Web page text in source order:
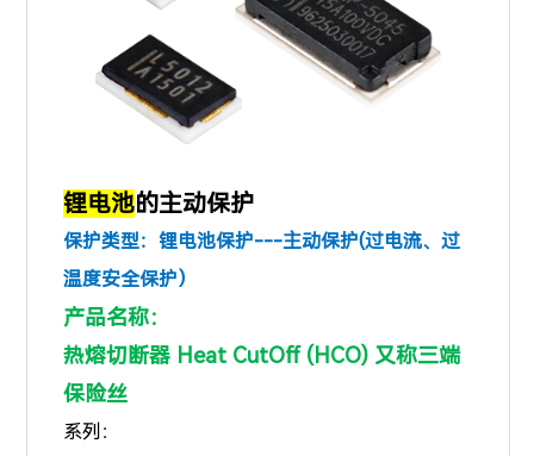
锂电池的主动保护
保护类型：锂电池保护---主动保护(过电流、过
温度安全保护）
产品名称：
热熔切断器 Heat CutOff (HCO) 又称三端
保险丝
系列：